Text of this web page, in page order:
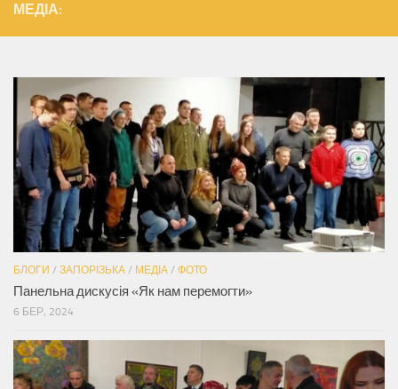
МЕДІА:
БЛОГИ / ЗАПОРІЗЬКА / МЕДІА / ФОТО
Панельна дискусія «Як нам перемогти»
6 БЕР, 2024